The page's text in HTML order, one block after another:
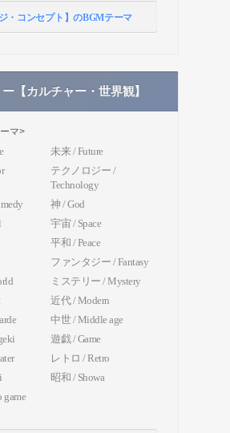
ジ・コンセプト】のBGMテーマ
【カルチャー・世界観】
マ>
未来 / Future
テクノロジー /
Technology
神 / God
宇宙 / Space
平和 / Peace
ファンタジー / Fantasy
ミステリー / Mystery
近代 / Modern
中世 / Middle age
遊戯 / Game
レトロ / Retro
昭和 / Showa
game